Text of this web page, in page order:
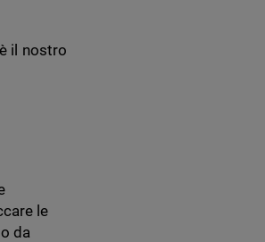
il nostro
le
da